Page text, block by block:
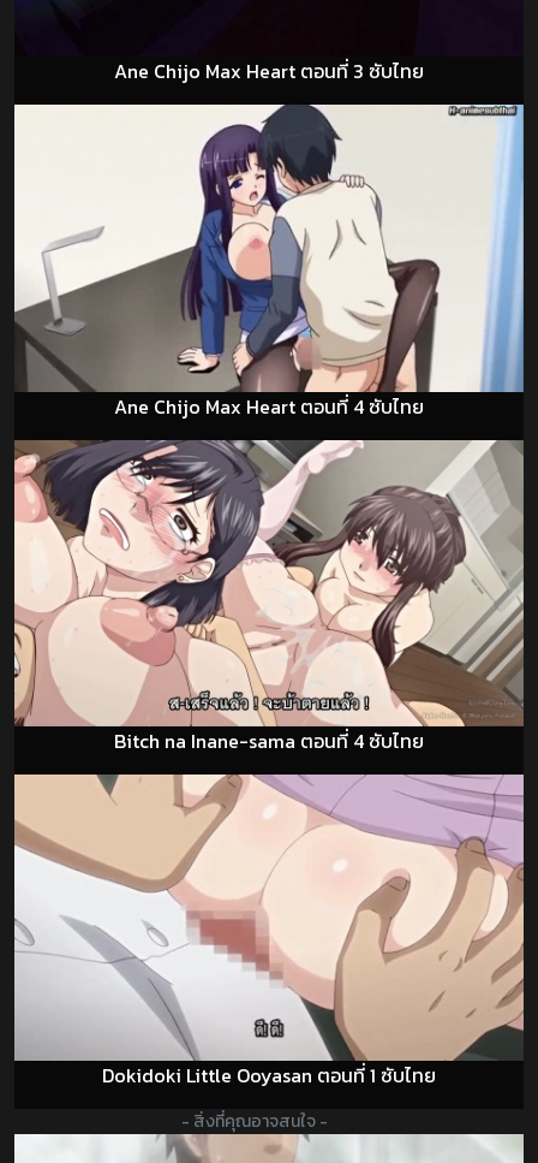
Ane Chijo Max Heart ตอนที่ 3 ซับไทย
Ane Chijo Max Heart ตอนที่ 4 ซับไทย
Bitch na Inane-sama ตอนที่ 4 ซับไทย
Dokidoki Little Ooyasan ตอนที่ 1 ซับไทย
- สิ่งที่คุณอาจสนใจ -